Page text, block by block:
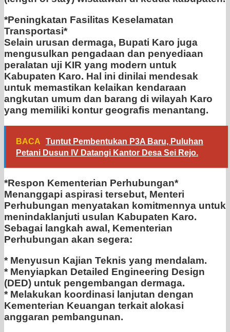
*Peningkatan Fasilitas Keselamatan
Transportasi*
Selain urusan dermaga, Bupati Karo juga
mengusulkan pengadaan dan penyediaan
peralatan uji KIR yang modern untuk
Kabupaten Karo. Hal ini dinilai mendesak
untuk memastikan kelaikan kendaraan
angkutan umum dan barang di wilayah Karo
yang memiliki kontur geografis menantang.
BACA
Tuntut Pembentukan P3A Baru, Puluhan
Petani Dusun IV Datangi Kantor Desa Sei Rejo.
*Respon Kementerian Perhubungan*
Menanggapi aspirasi tersebut, Menteri
Perhubungan menyatakan komitmennya untuk
menindaklanjuti usulan Kabupaten Karo.
Sebagai langkah awal, Kementerian
Perhubungan akan segera:
* Menyusun Kajian Teknis yang mendalam.
* Menyiapkan Detailed Engineering Design
(DED) untuk pengembangan dermaga.
* Melakukan koordinasi lanjutan dengan
Kementerian Keuangan terkait alokasi
anggaran pembangunan.